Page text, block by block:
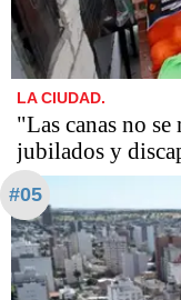
LA CIUDAD.
"Las canas no
jubilados y
#05